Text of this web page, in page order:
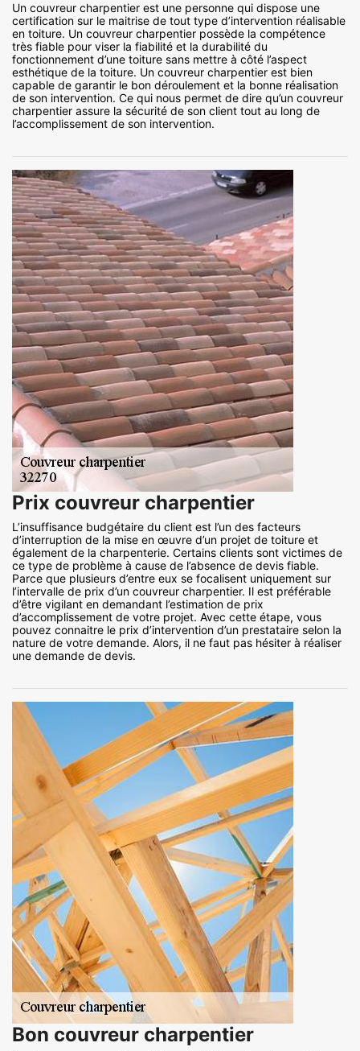
Un couvreur charpentier est une personne qui dispose une
certification sur le maitrise de tout type d’intervention réalisable
en toiture. Un couvreur charpentier possède la compétence
très fiable pour viser la fiabilité et la durabilité du
fonctionnement d’une toiture sans mettre à côté l’aspect
esthétique de la toiture. Un couvreur charpentier est bien
capable de garantir le bon déroulement et la bonne réalisation
de son intervention. Ce qui nous permet de dire qu’un couvreur
charpentier assure la sécurité de son client tout au long de
l’accomplissement de son intervention.
Prix couvreur charpentier
L’insuffisance budgétaire du client est l’un des facteurs
d’interruption de la mise en œuvre d’un projet de toiture et
également de la charpenterie. Certains clients sont victimes de
ce type de problème à cause de l’absence de devis fiable.
Parce que plusieurs d’entre eux se focalisent uniquement sur
l’intervalle de prix d’un couvreur charpentier. Il est préférable
d’être vigilant en demandant l’estimation de prix
d’accomplissement de votre projet. Avec cette étape, vous
pouvez connaitre le prix d’intervention d’un prestataire selon la
nature de votre demande. Alors, il ne faut pas hésiter à réaliser
une demande de devis.
Bon couvreur charpentier